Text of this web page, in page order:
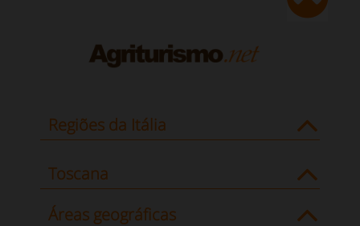
Regiões da Itália
Toscana
Áreas geográficas